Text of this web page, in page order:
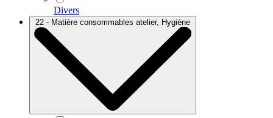
Divers
22 - Matière consommables atelier, Hygiène